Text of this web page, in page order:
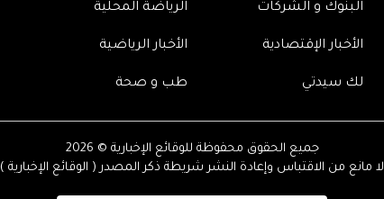
البنوك و الشركات الرياضة المحلية
الأخبار الإقتصادية الأخبار الرياضية
لك سيدتي طب و صحة
جميع الحقوق محفوظة للوقائع الإخبارية © 2026
لا مانع من الاقتباس وإعادة النشر شريطة ذكر المصدر ( الوقائع الإخبارية )